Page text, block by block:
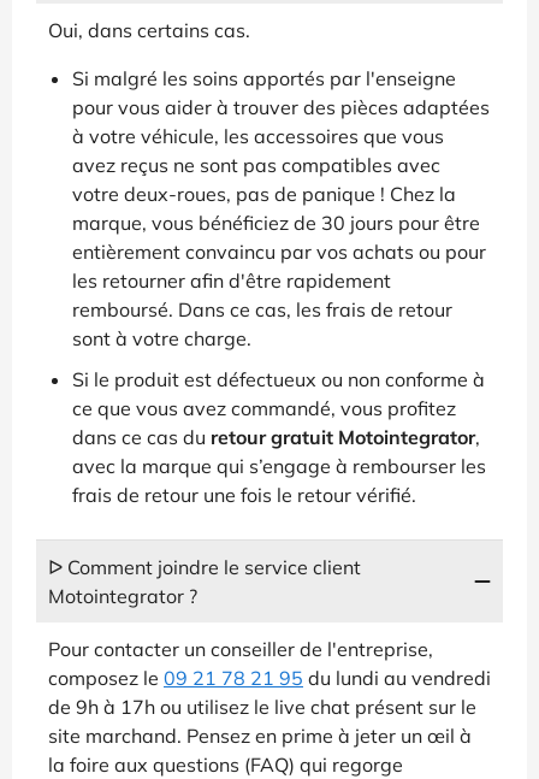
Oui, dans certains cas.
Si malgré les soins apportés par l'enseigne
pour vous aider à trouver des pièces adaptées
à votre véhicule, les accessoires que vous
avez reçus ne sont pas compatibles avec
votre deux-roues, pas de panique ! Chez la
marque, vous bénéficiez de 30 jours pour être
entièrement convaincu par vos achats ou pour
les retourner afin d'être rapidement
remboursé. Dans ce cas, les frais de retour
sont à votre charge.
Si le produit est défectueux ou non conforme à
ce que vous avez commandé, vous profitez
dans ce cas du retour gratuit Motointegrator,
avec la marque qui s’engage à rembourser les
frais de retour une fois le retour vérifié.
ᐅ Comment joindre le service client
Motointegrator ?
Pour contacter un conseiller de l'entreprise,
composez le 09 21 78 21 95 du lundi au vendredi
de 9h à 17h ou utilisez le live chat présent sur le
site marchand. Pensez en prime à jeter un œil à
la foire aux questions (FAQ) qui regorge